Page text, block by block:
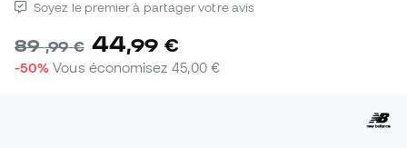
Soyez le premier à partager votre avis
89,99 € 44,99 €
-50% Vous économisez 45,00 €